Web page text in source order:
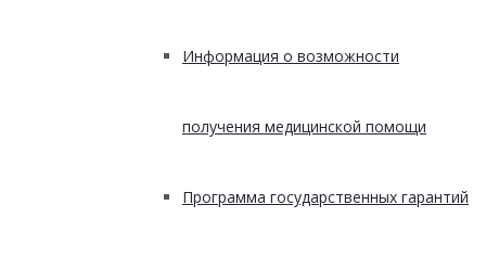
Информация о возможности
получения медицинской помощи
Программа государственных гарантий